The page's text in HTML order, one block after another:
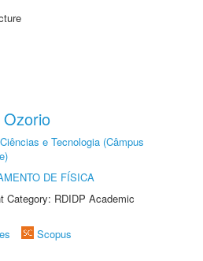
e Tecnologia (Câmpus
DE FÍSICA
Category: RDIDP Academic
Scopus